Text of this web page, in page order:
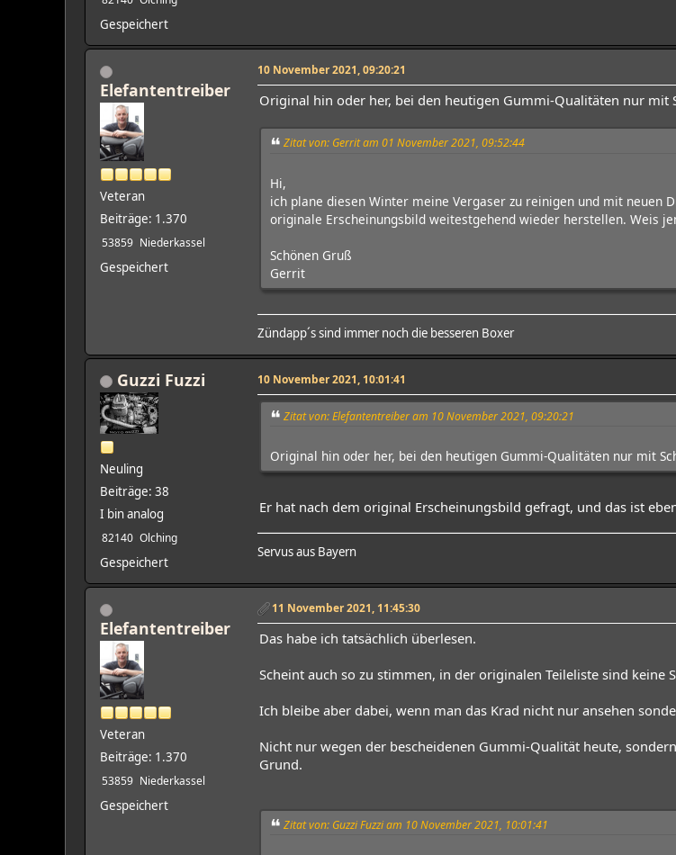
Gespeichert
Elefantentreiber
Veteran
Beiträge: 1.370
53859 Niederkassel
Gespeichert
10 November 2021, 09:20:21
Original hin oder her, bei den heutigen Gummi-Qualitäten nur mit
Zitat von: Gerrit am 01 November 2021, 09:52:44
Hi,
ich plane diesen Winter meine Vergaser zu reinigen und mit neuen
originale Erscheinungsbild weitestgehend wieder herstellen. Weis
Schönen Gruß
Gerrit
Zündapp´s sind immer noch die besseren Boxer
Guzzi Fuzzi
Neuling
Beiträge: 38
I bin analog
82140 Olching
Gespeichert
10 November 2021, 10:01:41
Zitat von: Elefantentreiber am 10 November 2021, 09:20:21
Original hin oder her, bei den heutigen Gummi-Qualitäten nur mit
Er hat nach dem original Erscheinungsbild gefragt, und das ist
Servus aus Bayern
Elefantentreiber
Veteran
Beiträge: 1.370
53859 Niederkassel
Gespeichert
11 November 2021, 11:45:30
Das habe ich tatsächlich überlesen.
Scheint auch so zu stimmen, in der originalen Teileliste sind keine
Ich bleibe aber dabei, wenn man das Krad nicht nur ansehen
Nicht nur wegen der bescheidenen Gummi-Qualität heute,
Grund.
Zitat von: Guzzi Fuzzi am 10 November 2021, 10:01:41